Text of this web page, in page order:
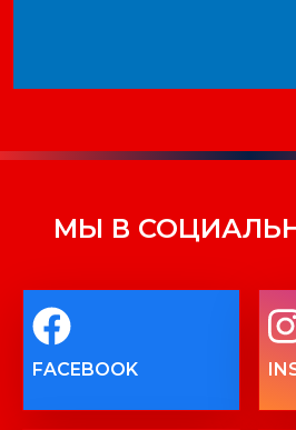
МЫ В
FACEBOOK